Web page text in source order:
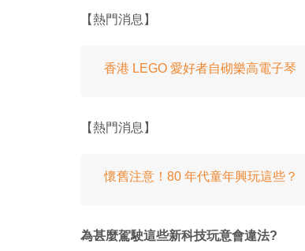
【熱門消息】
香港 LEGO 愛好者自砌樂高電子琴
【熱門消息】
懷舊注意！80 年代童年興玩這些？
為甚麼駕駛這些新科技玩意會違法?